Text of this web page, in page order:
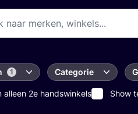
1 Categorie
alleen 2e handswinkels Show